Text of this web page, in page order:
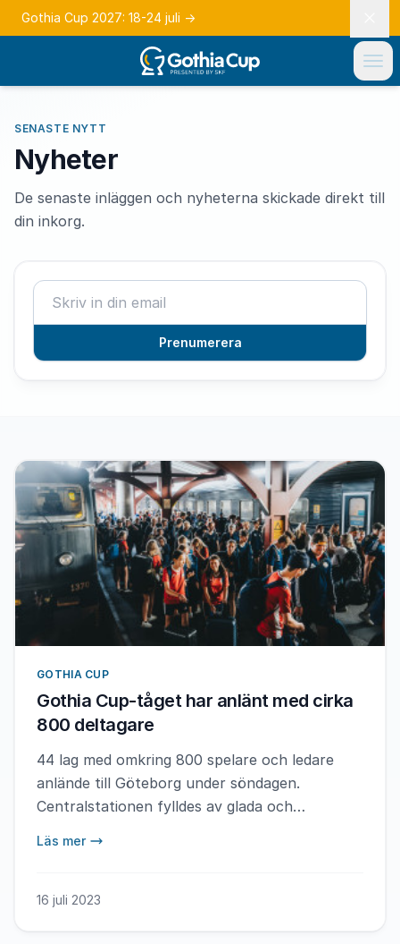
Gothia Cup 2027: 18-24 juli →
SENASTE NYTT
Nyheter
De senaste inläggen och nyheterna skickade direkt till
din inkorg.
Prenumerera
GOTHIA CUP
Gothia Cup-tåget har anlänt med cirka
800 deltagare
44 lag med omkring 800 spelare och ledare
anlände till Göteborg under söndagen.
Centralstationen fylldes av glada och
Läs mer
16 juli 2023